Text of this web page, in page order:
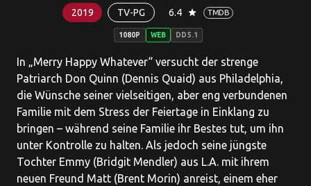
2019 TV-PG 6.4 star TMDB
1080P WEB DD5.1
In „Merry Happy Whatever“ versucht der strenge
Patriarch Don Quinn (Dennis Quaid) aus Philadelphia,
die Wünsche seiner vielseitigen, aber eng verbundenen
Familie mit dem Stress der Feiertage in Einklang zu
bringen – während seine Familie ihr Bestes tut, um ihn
unter Kontrolle zu halten. Als jedoch seine jüngste
Tochter Emmy (Bridgit Mendler) aus L.A. mit ihrem
neuen Freund Matt (Brent Morin) anreist, einem eher